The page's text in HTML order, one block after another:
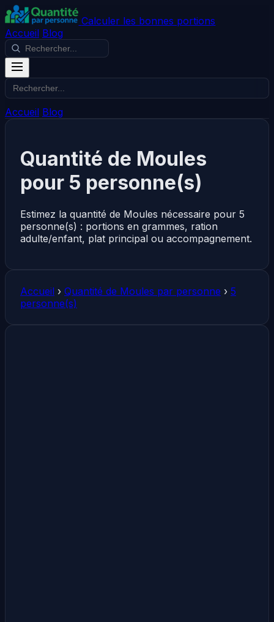
Calculer les bonnes portions
Accueil Blog
Accueil Blog
Quantité de Moules
pour 5 personne(s)
Estimez la quantité de Moules nécessaire pour 5
personne(s) : portions en grammes, ration
adulte/enfant, plat principal ou accompagnement.
Accueil › Quantité de Moules par personne › 5
personne(s)